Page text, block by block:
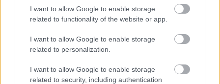
I want to allow Google to enable storage
related to functionality of the website or app.
I want to allow Google to enable storage
related to personalization.
I want to allow Google to enable storage
related to security, including authentication